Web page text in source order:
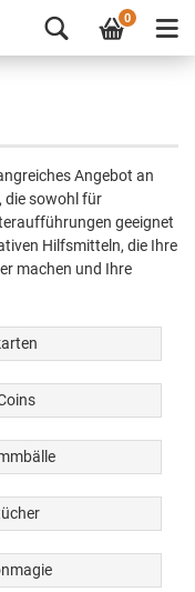
0
Angebot an
die sowohl für
geeignet
Hilfsmitteln, die Ihre
machen und Ihre